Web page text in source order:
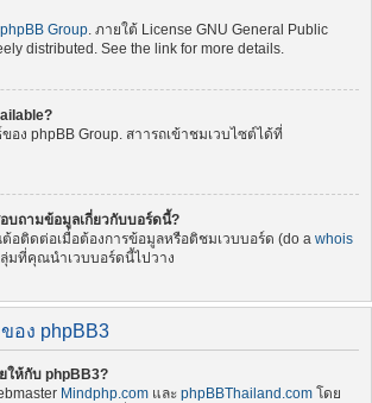
phpBB Group. ภายใต้ License GNU General Public
distributed. See the link for more details.
ง phpBB Group. สาารถเข้าชมเวบไซต์ได้ที่
บถามข้อมูลเกี่ยวกับบอร์ดนี้?
ติดต่อเมื่อต้องการข้อมูลหรือติชมเวบบอร์ด (do a whois
มที่คุณนำเวบบอร์ดนี้ไปวาง
อง phpBB3
ให้กับ phpBB3?
Mindphp.com และ phpBBThailand.com โดย